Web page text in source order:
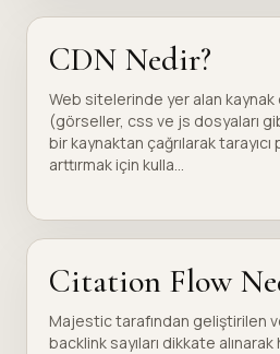
CDN Nedir?
Web sitelerinde yer alan kaynak
(görseller, css ve js dosyaları
bir kaynaktan çağrılarak tarayıcı
arttırmak için kulla...
Citation Flow
Majestic tarafından geliştirilen
backlink sayıları dikkate